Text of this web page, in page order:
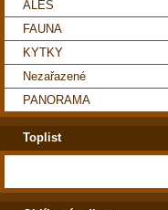
ALEŠ
FAUNA
KYTKY
Nezařazené
PANORAMA
Toplist